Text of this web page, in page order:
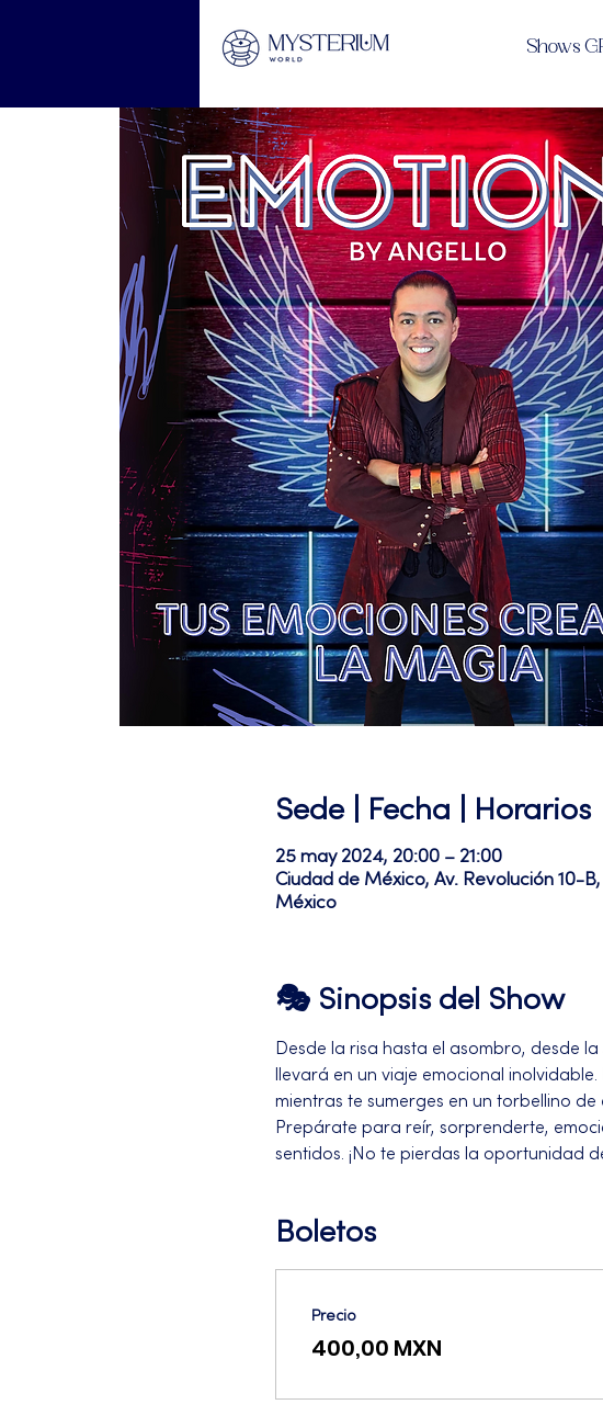
Shows
Sede | Fecha | Horarios
25 may 2024, 20:00 – 21:00
Ciudad de México, Av. Revolución 10-
México
🎭 Sinopsis del Show
Desde la risa hasta el asombro, desde
llevará en un viaje emocional
mientras te sumerges en un torbellino de
Prepárate para reír, sorprenderte,
sentidos. ¡No te pierdas la oportunidad
Boletos
Precio
400,00 MXN